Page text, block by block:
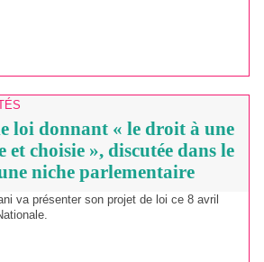
loi donnant « le droit à une
choisie », discutée dans le
niche parlementaire
va présenter son projet de loi ce 8 avril